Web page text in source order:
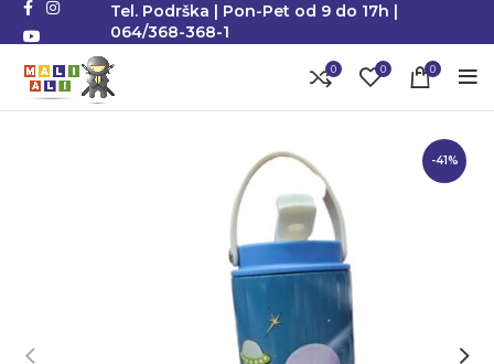
Tel. Podrška | Pon-Pet od 9 do 17h |
064/368-368-1
0 0 0
-41%